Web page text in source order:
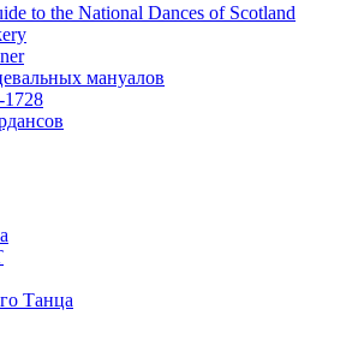
to the National Dances of Scotland
мануалов
Танца